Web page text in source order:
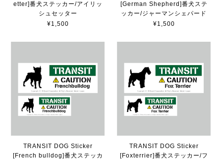
etter]番犬ステッカー/アイリッ
シュセッター
¥1,500
[German Shepherd]番犬ステ
ッカー/ジャーマンシェパード
¥1,500
TRANSIT DOG Sticker
[French bulldog]番犬ステッカ
TRANSIT DOG Sticker
[Foxterrier]番犬ステッカー/フ